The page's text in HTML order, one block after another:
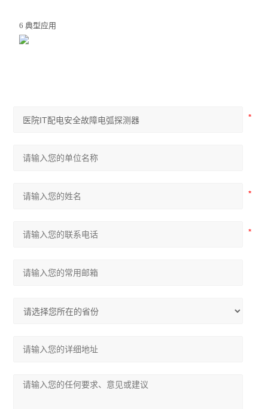
6 典型应用